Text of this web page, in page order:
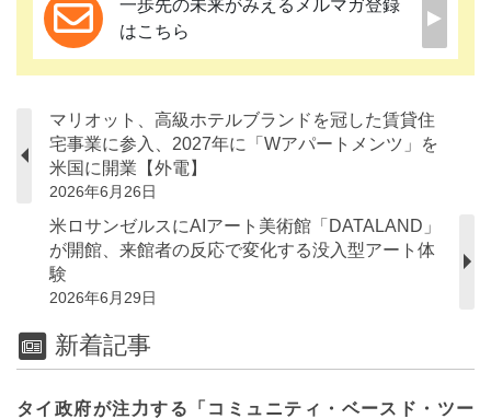
一歩先の未来がみえるメルマガ登録
はこちら
マリオット、高級ホテルブランドを冠した賃貸住
宅事業に参入、2027年に「Wアパートメンツ」を
米国に開業【外電】
2026年6月26日
米ロサンゼルスにAIアート美術館「DATALAND」
が開館、来館者の反応で変化する没入型アート体
験
2026年6月29日
新着記事
タイ政府が注力する「コミュニティ・ベースド・ツー